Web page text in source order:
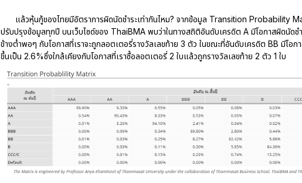
แล้วหุ้นกู้ของไทยมีอัตราการผิดนัดชำระเท่ากันไหม? จากข้อมูล Transition Probability
ปรับปรุงข้อมูลทุกปี บนเว็บไซด์ของ ThaiBMA พบว่าในทางสถิติอันดับเครดิต A มีโอกาสผิดนัดช
ข้างต่ำพอๆ กับโอกาสที่เราจะถูกลอตเตอรี่รางวัลเลขท้าย 3 ตัว ในขณะที่อันดับเครดิต BB มีโอก
ขึ้นเป็น 2.6%ซึ่งใกล้เคียงกับโอกาสที่เราซื้อลอตเตอรี่ 2 ใบแล้วถูกรางวัลเลขท้าย 2 ตัว 1 ใบ